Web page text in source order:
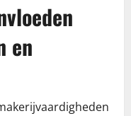
en